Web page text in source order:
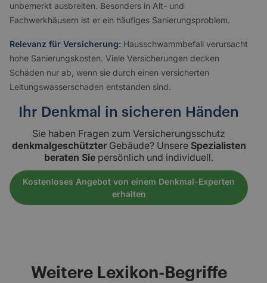
unbemerkt ausbreiten. Besonders in Alt- und
Fachwerkhäusern ist er ein häufiges Sanierungsproblem.
Relevanz für Versicherung: Hausschwammbefall verursacht
hohe Sanierungskosten. Viele Versicherungen decken
Schäden nur ab, wenn sie durch einen versicherten
Leitungswasserschaden entstanden sind.
Ihr Denkmal in sicheren Händen
Sie haben Fragen zum Versicherungsschutz
denkmalgeschützterGebäude? Unsere Spezialisten
beraten Sie persönlich und individuell.
Kostenloses Angebot von einem Denkmal-Experten
erhalten
Weitere Lexikon-Begriffe